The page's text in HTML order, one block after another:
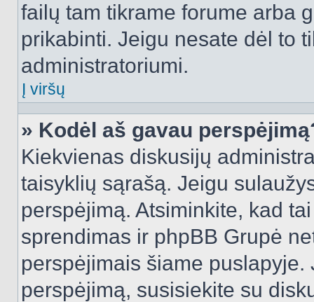
failų tam tikrame forume arba
prikabinti. Jeigu nesate dėl to
administratoriumi.
Į viršų
» Kodėl aš gavau
Kiekvienas diskusijų
taisyklių sąrašą. Jeigu
perspėjimą. Atsiminkite, kad
sprendimas ir phpBB Grupė
perspėjimais šiame
perspėjimą, susisiekite su